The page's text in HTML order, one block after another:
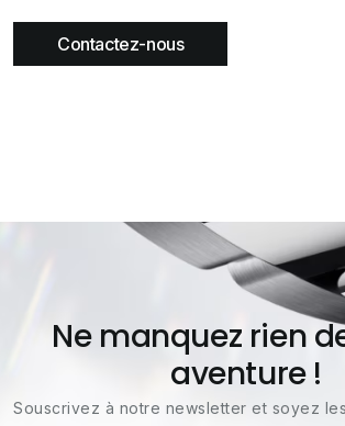
Contactez-nous
Ne manquez rien
aventure !
Souscrivez à notre newsletter et soyez